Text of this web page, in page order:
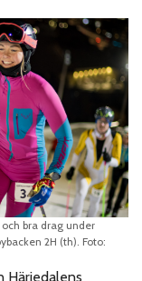
bra drag under
2H (th). Foto:
Härjedalens